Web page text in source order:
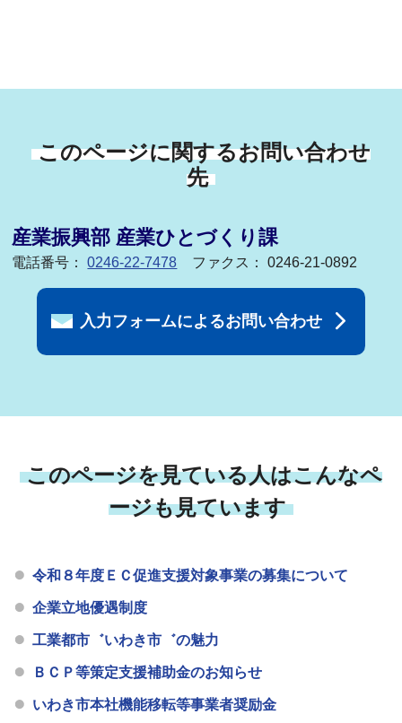
このページに関するお問い合わせ
先
産業振興部 産業ひとづくり課
電話番号：0246-22-7478 ファクス： 0246-21-0892
入力フォームによるお問い合わせ
このページを見ている人はこんなペ
ージも見ています
令和８年度ＥＣ促進支援対象事業の募集について
企業立地優遇制度
工業都市゛いわき市゛の魅力
ＢＣＰ等策定支援補助金のお知らせ
いわき市本社機能移転等事業者奨励金